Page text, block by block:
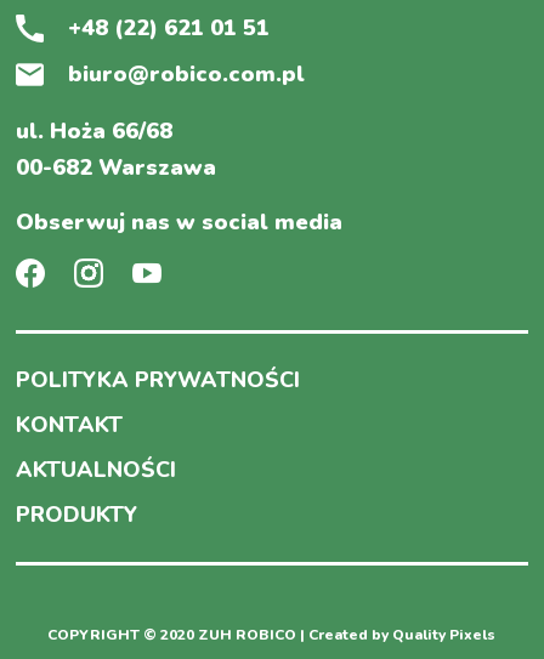
+48 (22) 621 01 51
biuro@robico.com.pl
ul. Hoża 66/68
00-682 Warszawa
Obserwuj nas w social media
POLITYKA PRYWATNOŚCI
KONTAKT
AKTUALNOŚCI
PRODUKTY
COPYRIGHT © 2020 ZUH ROBICO | Created by Quality Pixels